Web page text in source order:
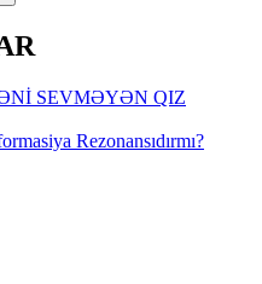
SEVMƏYƏN QIZ
Rezonansıdırmı?